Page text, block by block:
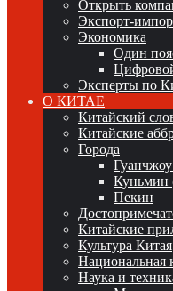
Открыть
Экспорт-
Экономика
Один
Эксперты по
О КИТАЕ
Китайский
Китайские
Города
Куньмин
Пекин
Китайские
Культура Китая
Национальная
Наука и